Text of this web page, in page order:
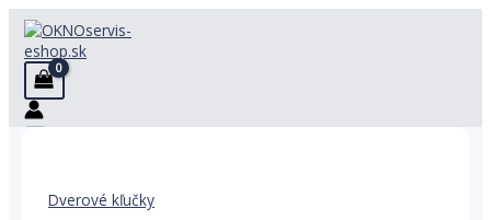
Preskočiť
na
obsah
Dverové kľučky